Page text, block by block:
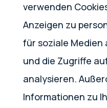
verwenden
Anzeigen zu
für soziale Medien
und die Zugriffe
analysieren.
Informationen zu